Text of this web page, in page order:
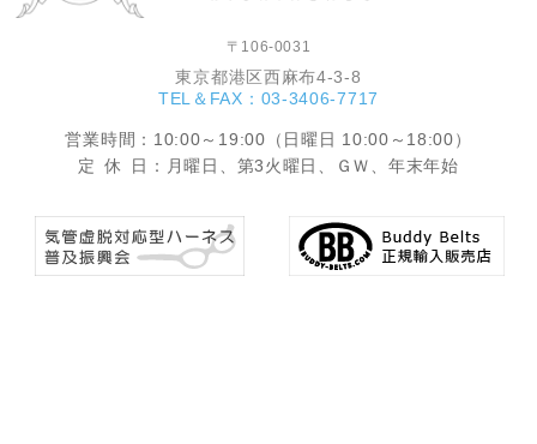
〒106-0031
東京都港区西麻布4-3-8
TEL＆FAX：03-3406-7717
営業時間 ：10:00～19:00（日曜日 10:00～18:00）
定休
日：月曜日、第3火曜日、ＧＷ、年末年始